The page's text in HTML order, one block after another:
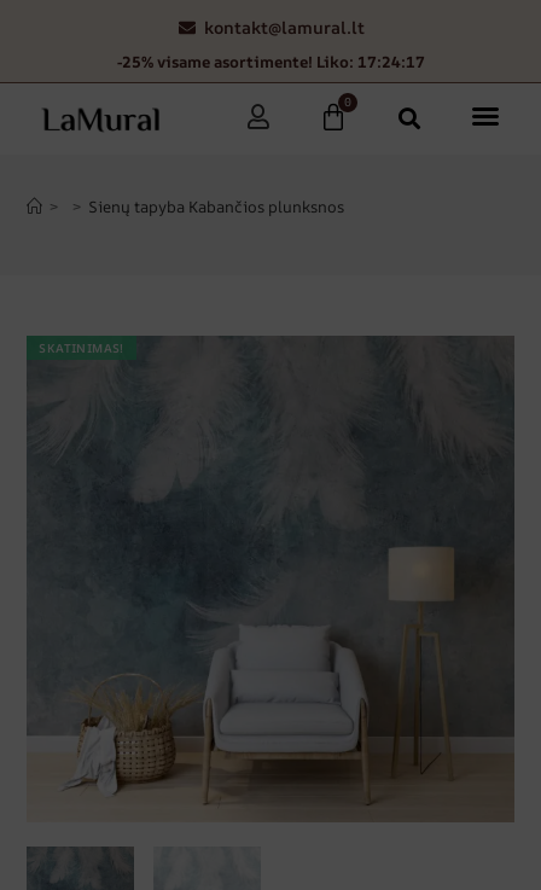
kontakt@lamural.lt
-25% visame asortimente! Liko: 17:24:16
0
> > Sienų tapyba Kabančios plunksnos
SKATINIMAS!